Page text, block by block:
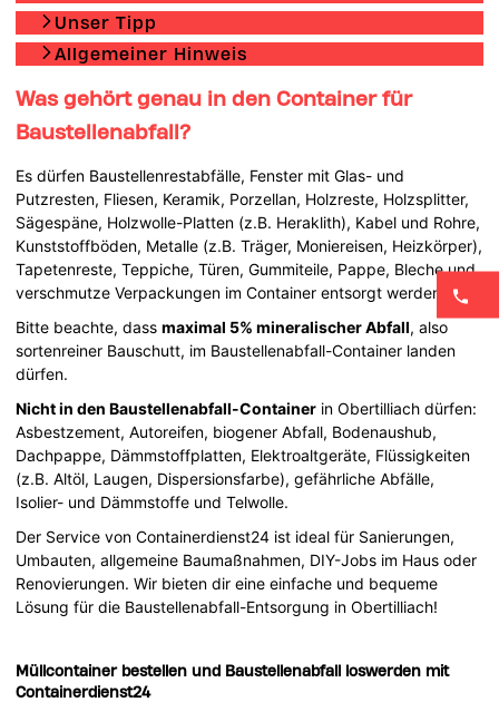
Unser Tipp
Allgemeiner Hinweis
Was gehört genau in den Container für
Baustellenabfall?
Es dürfen Baustellenrestabfälle, Fenster mit Glas- und
Putzresten, Fliesen, Keramik, Porzellan, Holzreste, Holzsplitter,
Sägespäne, Holzwolle-Platten (z.B. Heraklith), Kabel und Rohre,
Kunststoffböden, Metalle (z.B. Träger, Moniereisen, Heizkörper),
Tapetenreste, Teppiche, Türen, Gummiteile, Pappe, Bleche und
verschmutze Verpackungen im Container entsorgt werden.
Bitte beachte, dassmaximal 5% mineralischer Abfall, also
sortenreiner Bauschutt, im Baustellenabfall-Container landen
dürfen.
Nicht in den Baustellenabfall-Container in Obertilliach dürfen:
Asbestzement, Autoreifen, biogener Abfall, Bodenaushub,
Dachpappe, Dämmstoffplatten, Elektroaltgeräte, Flüssigkeiten
(z.B. Altöl, Laugen, Dispersionsfarbe), gefährliche Abfälle,
Isolier- und Dämmstoffe und Telwolle.
Der Service von Containerdienst24 ist ideal für Sanierungen,
Umbauten, allgemeine Baumaßnahmen, DIY-Jobs im Haus oder
Renovierungen. Wir bieten dir eine einfache und bequeme
Lösung für die Baustellenabfall-Entsorgung in Obertilliach!
Müllcontainer bestellen und Baustellenabfall loswerden mit
Containerdienst24